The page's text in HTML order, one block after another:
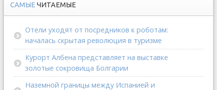
САМЫЕ ЧИТАЕМЫЕ
Отели уходят от посредников к роботам:
началась скрытая революция в туризме
Курорт Албена представляет на выставке
золотые сокровища Болгарии
Наземной границы между Испанией и